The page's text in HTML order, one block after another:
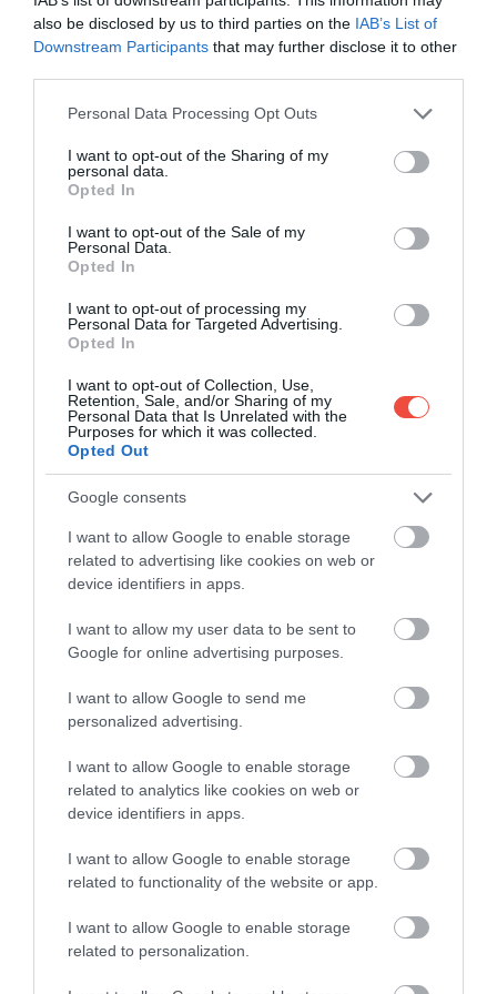
also be disclosed by us to third parties on the IAB’s List of
Downstream Participants that may further disclose it to other
Please note that this website/app uses one or more Google
not limited to your visit or usage behaviour. You may click to
grant or deny consent to Google and its third-party tags to
use your data for below specified purposes in below Google
consent section.
Personal Data Processing Opt Outs
I want to opt-out of the Sharing of my
personal data.
Opted In
I want to opt-out of the Sale of my
Personal Data.
Opted In
I want to opt-out of processing my
Personal Data for Targeted Advertising.
Opted In
I want to opt-out of Collection, Use,
Retention, Sale, and/or Sharing of my
Personal Data that Is Unrelated with the
Purposes for which it was collected.
Opted Out
Google consents
I want to allow Google to enable storage
related to advertising like cookies on web or
device identifiers in apps.
I want to allow my user data to be sent to
Google for online advertising purposes.
I want to allow Google to send me
personalized advertising.
I want to allow Google to enable storage
related to analytics like cookies on web or
device identifiers in apps.
I want to allow Google to enable storage
related to functionality of the website or app.
I want to allow Google to enable storage
related to personalization.
ÍGY KÉSZÍTSÜK EL:
szobahőmérsékletű joghurtot a fokhagymával,
majd sózzuk, borsozzuk. A keveréket válasszuk
ketté, és a két adagot tegyük azokba a
tányérokba, amelyekben tálalni fogjuk.
vagy lábasban forraljunk fel vizet, közben pedig
öntsük hozzá az ecetet is.
mártást. Egy kisebb serpenyőben közepes
lángon melegítsük fel az olívaolajat, aztán adjuk
hozzá a paprikát, és keverjük el alaposan.
Ha a víz felforrt, egy kicsi tálkába üssük bele az
első tojást, majd ebből óvatosan csúsztassuk
tojással is. Ezután rögtön tekerjük lejjebb a
tűzhelyet és rakjunk egy fedőt a lábasra. A
buggyantott tojások nagyjából 3-4 perc alatt
készülnek el.